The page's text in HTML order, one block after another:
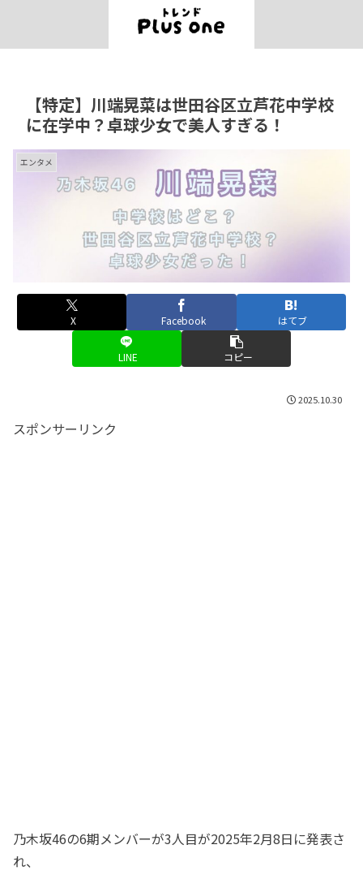
【特定】川端晃菜は世田谷区立芦花中学校
に在学中？卓球少女で美人すぎる！
エンタメ
X Facebook はてブ
LINE コピー
2025.10.30
スポンサーリンク
乃木坂46の6期メンバーが3人目が2025年2月8日に発表さ
れ、